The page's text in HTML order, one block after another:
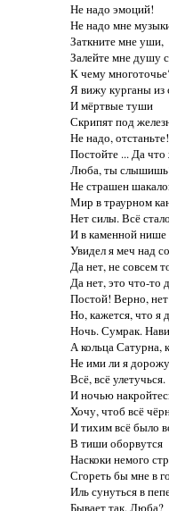
Не надо эмоций!
Не надо мне
Заткните мне уши,
Залейте мне душу
К чему
Я вижу курганы из
И мёртвые туши
Скрипят под
Не надо, отстаньте!
Постойте ... Да
Люба, ты
Не страшен
Мир в траурном
Нет силы. Всё
И в каменной нише
Увидел я меч над
Да нет, не совсем
Да нет, это что-то
Постой! Верно,
Но, кажется, что я
Ночь. Сумрак.
А кольца Сатурна,
Не ими ли я
Всё, всё улетучься.
И ночью
Хочу, чтоб всё
И тихим всё было
В тиши оборвутся
Наскоки немого
Сгореть бы мне в
Иль сунуться в
Бывает так, Люба?